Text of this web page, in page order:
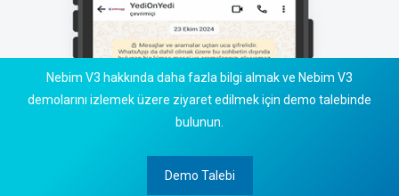
Nebim V3 hakkında daha fazla bilgi almak ve Nebim V3
demolarını izlemek üzere ziyaret edilmek için demo talebinde
bulunun.
Demo Talebi